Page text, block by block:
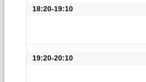
18:20-19:10
19:20-20:10